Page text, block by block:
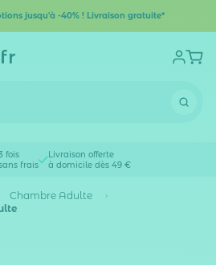
jusqu'à -40% ! Livraison gratuite*
fois
frais
Livraison offerte
à domicile dès 49 €
Chambre Adulte